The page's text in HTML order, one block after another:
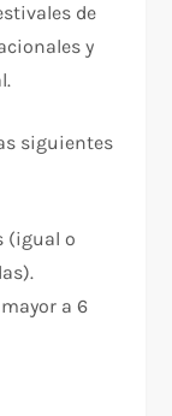
de
y
siguientes
(igual o
a 6